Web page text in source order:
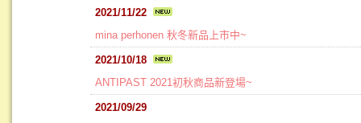
2021/11/22
mina perhonen 秋冬新品上市中~
2021/10/18
ANTIPAST 2021初秋商品新登場~
2021/09/29